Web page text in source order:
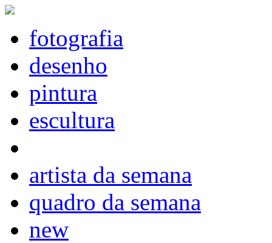
fotografia
desenho
pintura
escultura
artista da semana
quadro da semana
new